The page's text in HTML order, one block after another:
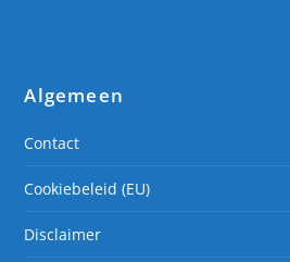
Algemeen
Contact
Cookiebeleid (EU)
Disclaimer